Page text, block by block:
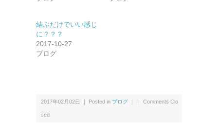
結ぶだけでいい感じ
に？？？
2017-10-27
ブログ
2017年02月02日 ｜ Posted in ブログ ｜ ｜ Comments Clo
sed